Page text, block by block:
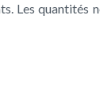
Les